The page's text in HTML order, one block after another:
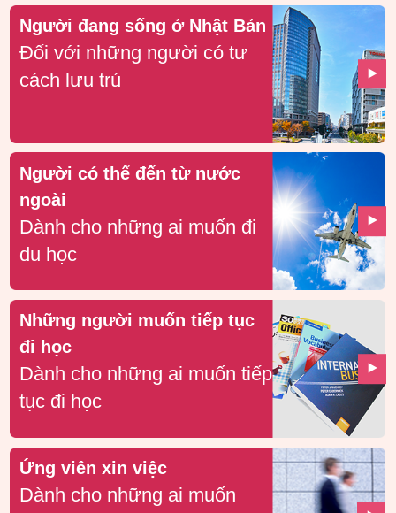
Người đang sống ở Nhật Bản
Đối với những người có tư
cách lưu trú
Người có thể đến từ nước
ngoài
Dành cho những ai muốn đi
du học
Những người muốn tiếp tục
đi học
Dành cho những ai muốn tiếp
tục đi học
Ứng viên xin việc
Dành cho những ai muốn